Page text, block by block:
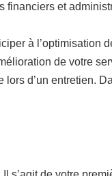
et
à l’optimisation
de votre
d’un entretien.